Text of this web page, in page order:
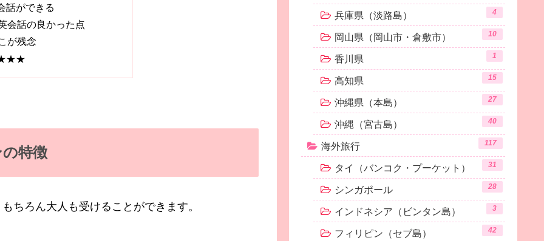
話ができる
会話の良かった点
が残念
特徴
ちろん大人も受けることができます。
兵庫県（淡路島） 4
岡山県（岡山市・倉敷市） 10
香川県 1
高知県 15
沖縄県（本島） 27
沖縄（宮古島） 40
海外旅行 117
タイ（バンコク・プーケット） 31
シンガポール 28
インドネシア（ビンタン島） 3
フィリピン（セブ島） 42